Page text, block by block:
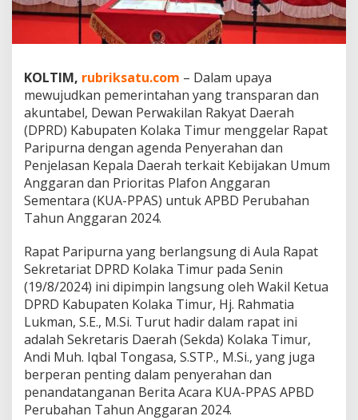
R
P
a
r
i
p
u
r
n
a
S
r
a
h
k
a
n
a
n
B
a
h
KOLTIM, rubriksatu.com – Dalam upaya
mewujudkan pemerintahan yang transparan dan
akuntabel, Dewan Perwakilan Rakyat Daerah
(DPRD) Kabupaten Kolaka Timur menggelar Rapat
Paripurna dengan agenda Penyerahan dan
Penjelasan Kepala Daerah terkait Kebijakan Umum
Anggaran dan Prioritas Plafon Anggaran
Sementara (KUA-PPAS) untuk APBD Perubahan
Tahun Anggaran 2024.
Rapat Paripurna yang berlangsung di Aula Rapat
Sekretariat DPRD Kolaka Timur pada Senin
(19/8/2024) ini dipimpin langsung oleh Wakil Ketua
DPRD Kabupaten Kolaka Timur, Hj. Rahmatia
Lukman, S.E., M.Si. Turut hadir dalam rapat ini
adalah Sekretaris Daerah (Sekda) Kolaka Timur,
Andi Muh. Iqbal Tongasa, S.STP., M.Si., yang juga
berperan penting dalam penyerahan dan
penandatanganan Berita Acara KUA-PPAS APBD
Perubahan Tahun Anggaran 2024.